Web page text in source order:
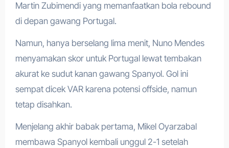
Martin Zubimendi yang memanfaatkan bola rebound
di depan gawang Portugal.
Namun, hanya berselang lima menit, Nuno Mendes
menyamakan skor untuk Portugal lewat tembakan
akurat ke sudut kanan gawang Spanyol. Gol ini
sempat dicek VAR karena potensi offside, namun
tetap disahkan.
Menjelang akhir babak pertama, Mikel Oyarzabal
membawa Spanyol kembali unggul 2-1 setelah